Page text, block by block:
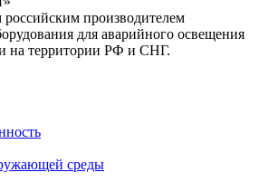
производителем
для аварийного освещения
на территории РФ и СНГ.
среды